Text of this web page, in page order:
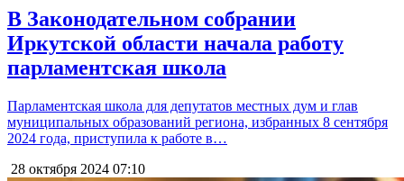
В Законодательном собрании
Иркутской области начала работу
парламентская школа
Парламентская школа для депутатов местных дум и глав
муниципальных образований региона, избранных 8 сентября
2024 года, приступила к работе в…
28 октября 2024 07:10